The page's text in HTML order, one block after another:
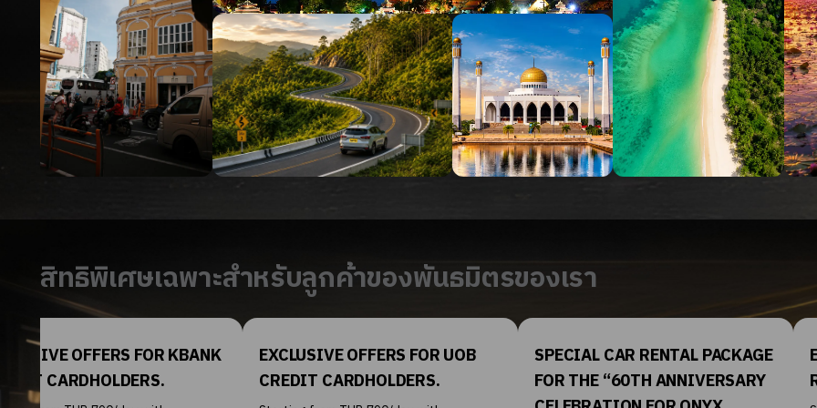
สิทธิพิเศษเฉพาะสำหรับลูกค้าของพันธมิตรของเรา
OFFERS FOR UOB
CARDHOLDERS.
SPECIAL CAR RENTAL PACKAGE
FOR THE “60TH ANNIVERSARY
EXCLUSIVE OFFERS FOR THAI
RUN